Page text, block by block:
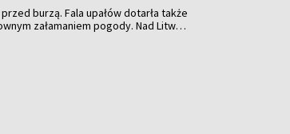
burzą. Fala upałów dotarła także
załamaniem pogody. Nad Litwą